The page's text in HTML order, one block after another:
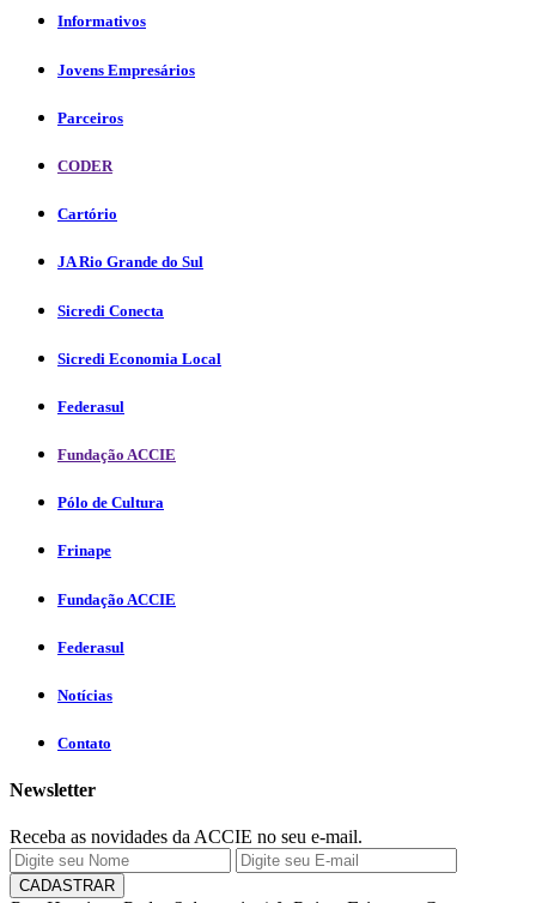
Informativos
Jovens Empresários
Parceiros
CODER
Cartório
JA Rio Grande do Sul
Sicredi Conecta
Sicredi Economia Local
Federasul
Fundação ACCIE
Pólo de Cultura
Frinape
Fundação ACCIE
Federasul
Notícias
Contato
Newsletter
Receba as novidades da ACCIE no seu e-mail.